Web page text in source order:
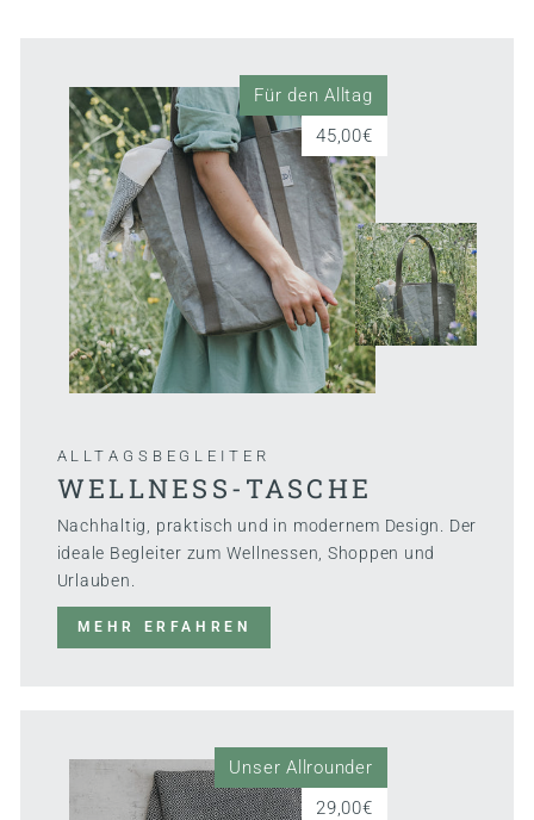
ALLTAGSBEGLEITER
WELLNESS-TASCHE
Nachhaltig, praktisch und in modernem Design. Der
ideale Begleiter zum Wellnessen, Shoppen und
Urlauben.
MEHR ERFAHREN
Für den Alltag
45,00€
Unser Allrounder
29,00€